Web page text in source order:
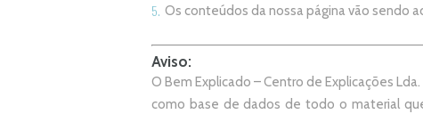
Os conteúdos da nossa página vão sendo
Aviso:
O Bem Explicado – Centro de Explicações
como base de dados de todo o material